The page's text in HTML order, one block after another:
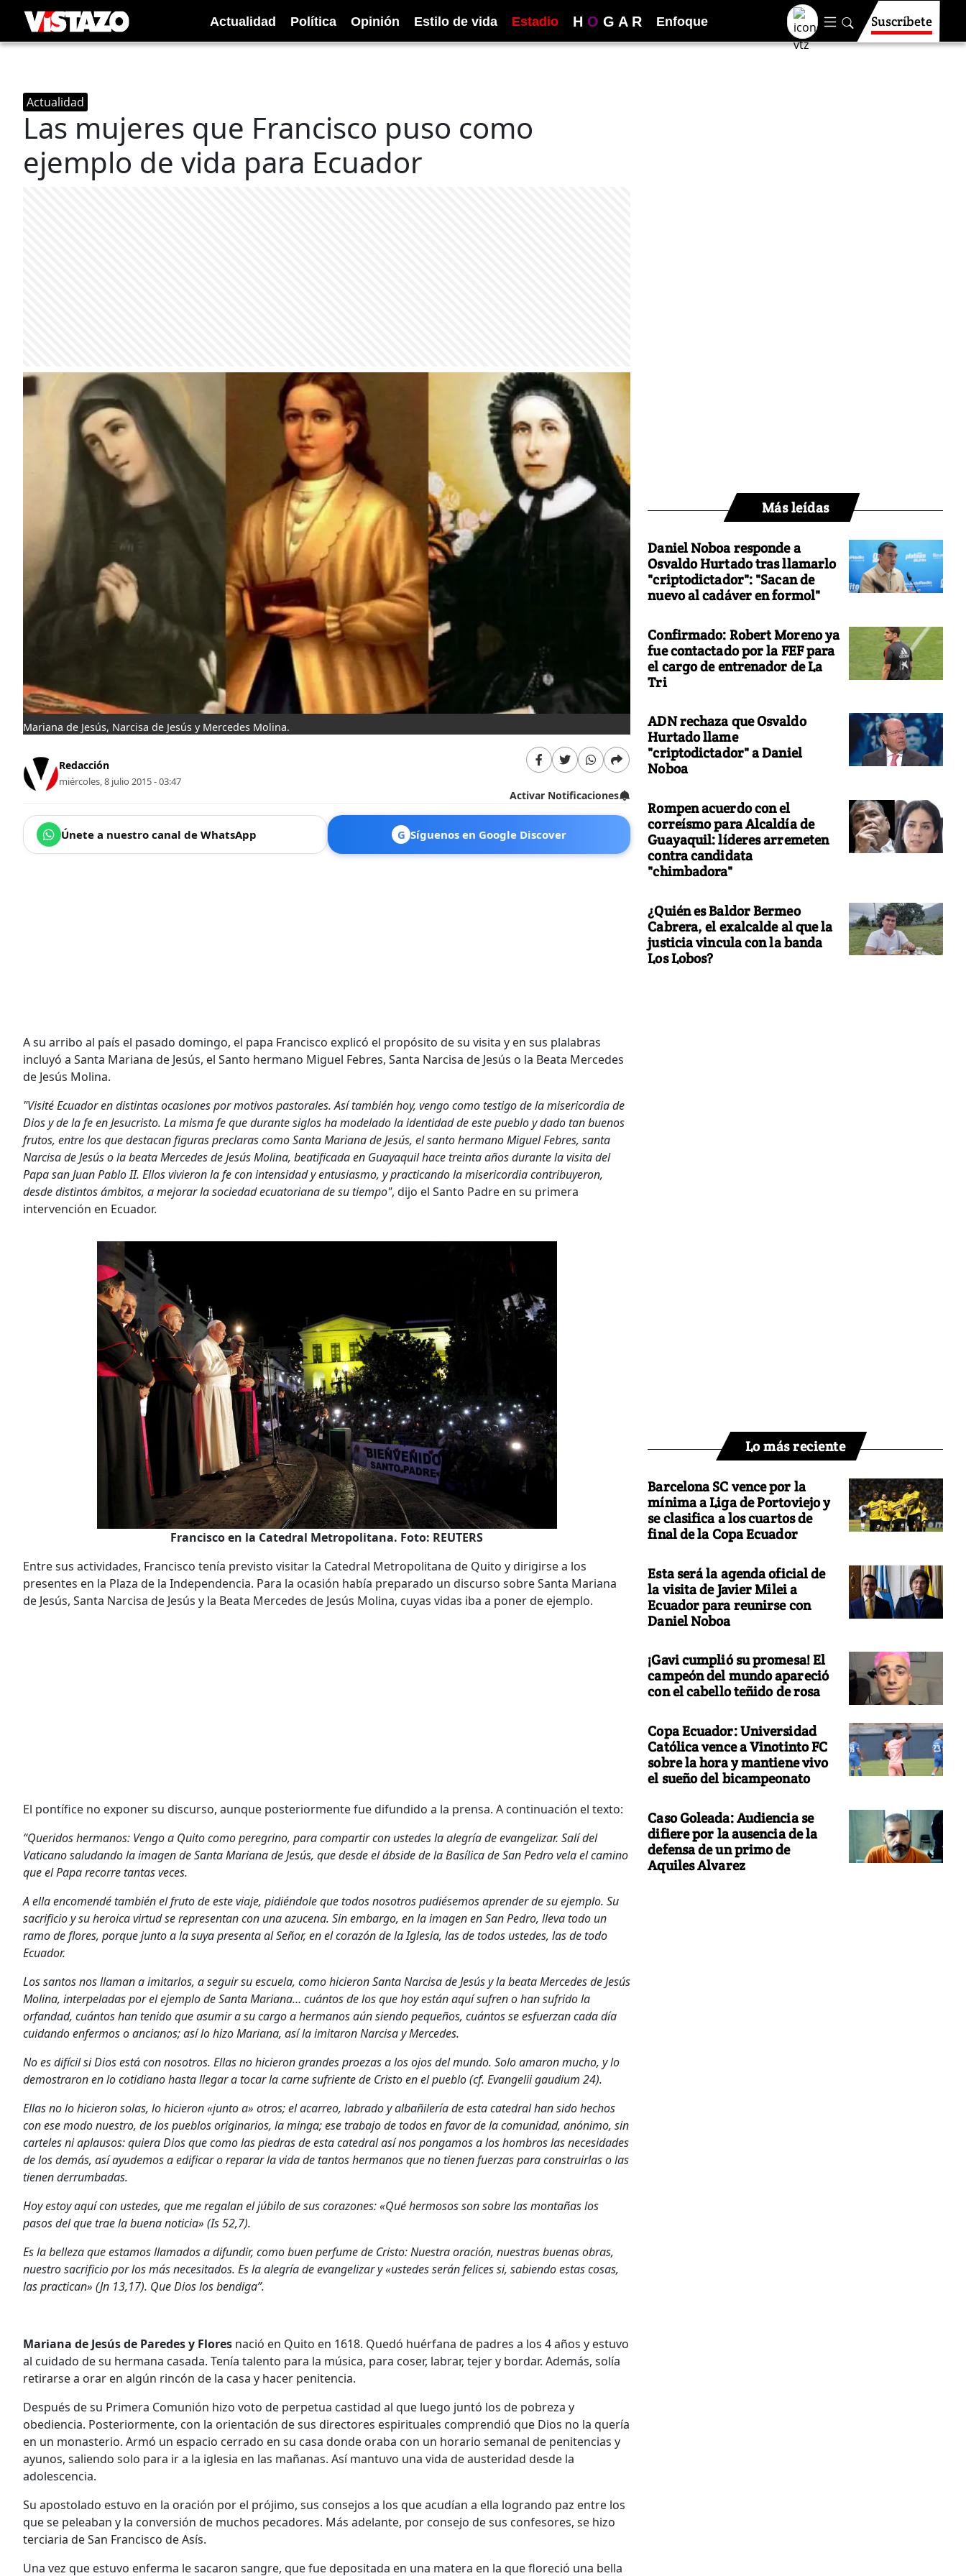
Actualidad Política Opinión Estilo de vida Estadio H O G A R Enfoque Suscríbete
Actualidad
Las mujeres que Francisco puso como
ejemplo de vida para Ecuador
Mariana de Jesús, Narcisa de Jesús y Mercedes Molina.
Redacción
miércoles, 8 julio 2015 - 03:47
Activar Notificaciones
Únete a nuestro canal de WhatsApp G Síguenos en Google Discover
A su arribo al país el pasado domingo, el papa Francisco explicó el propósito de su visita y en sus plalabras
incluyó a Santa Mariana de Jesús, el Santo hermano Miguel Febres, Santa Narcisa de Jesús o la Beata Mercedes
de Jesús Molina.
"Visité Ecuador en distintas ocasiones por motivos pastorales. Así también hoy, vengo como testigo de la misericordia de
Dios y de la fe en Jesucristo. La misma fe que durante siglos ha modelado la identidad de este pueblo y dado tan buenos
frutos, entre los que destacan figuras preclaras como Santa Mariana de Jesús, el santo hermano Miguel Febres, santa
Narcisa de Jesús o la beata Mercedes de Jesús Molina, beatificada en Guayaquil hace treinta años durante la visita del
Papa san Juan Pablo II. Ellos vivieron la fe con intensidad y entusiasmo, y practicando la misericordia contribuyeron,
desde distintos ámbitos, a mejorar la sociedad ecuatoriana de su tiempo", dijo el Santo Padre en su primera
intervención en Ecuador.
Francisco en la Catedral Metropolitana. Foto: REUTERS
Entre sus actividades, Francisco tenía previsto visitar la Catedral Metropolitana de Quito y dirigirse a los
presentes en la Plaza de la Independencia. Para la ocasión había preparado un discurso sobre Santa Mariana
de Jesús, Santa Narcisa de Jesús y la Beata Mercedes de Jesús Molina, cuyas vidas iba a poner de ejemplo.
El pontífice no exponer su discurso, aunque posteriormente fue difundido a la prensa. A continuación el texto:
“Queridos hermanos: Vengo a Quito como peregrino, para compartir con ustedes la alegría de evangelizar. Salí del
Vaticano saludando la imagen de Santa Mariana de Jesús, que desde el ábside de la Basílica de San Pedro vela el camino
que el Papa recorre tantas veces.
A ella encomendé también el fruto de este viaje, pidiéndole que todos nosotros pudiésemos aprender de su ejemplo. Su
sacrificio y su heroica virtud se representan con una azucena. Sin embargo, en la imagen en San Pedro, lleva todo un
ramo de flores, porque junto a la suya presenta al Señor, en el corazón de la Iglesia, las de todos ustedes, las de todo
Ecuador.
Los santos nos llaman a imitarlos, a seguir su escuela, como hicieron Santa Narcisa de Jesús y la beata Mercedes de Jesús
Molina, interpeladas por el ejemplo de Santa Mariana… cuántos de los que hoy están aquí sufren o han sufrido la
orfandad, cuántos han tenido que asumir a su cargo a hermanos aún siendo pequeños, cuántos se esfuerzan cada día
cuidando enfermos o ancianos; así lo hizo Mariana, así la imitaron Narcisa y Mercedes.
No es difícil si Dios está con nosotros. Ellas no hicieron grandes proezas a los ojos del mundo. Solo amaron mucho, y lo
demostraron en lo cotidiano hasta llegar a tocar la carne sufriente de Cristo en el pueblo (cf. Evangelii gaudium 24).
Ellas no lo hicieron solas, lo hicieron «junto a» otros; el acarreo, labrado y albañilería de esta catedral han sido hechos
con ese modo nuestro, de los pueblos originarios, la minga; ese trabajo de todos en favor de la comunidad, anónimo, sin
carteles ni aplausos: quiera Dios que como las piedras de esta catedral así nos pongamos a los hombros las necesidades
de los demás, así ayudemos a edificar o reparar la vida de tantos hermanos que no tienen fuerzas para construirlas o las
tienen derrumbadas.
Hoy estoy aquí con ustedes, que me regalan el júbilo de sus corazones: «Qué hermosos son sobre las montañas los
pasos del que trae la buena noticia» (Is 52,7).
Es la belleza que estamos llamados a difundir, como buen perfume de Cristo: Nuestra oración, nuestras buenas obras,
nuestro sacrificio por los más necesitados. Es la alegría de evangelizar y «ustedes serán felices si, sabiendo estas cosas,
las practican» (Jn 13,17). Que Dios los bendiga”.
Mariana de Jesús de Paredes y Flores nació en Quito en 1618. Quedó huérfana de padres a los 4 años y estuvo
al cuidado de su hermana casada. Tenía talento para la música, para coser, labrar, tejer y bordar. Además, solía
retirarse a orar en algún rincón de la casa y hacer penitencia.
Después de su Primera Comunión hizo voto de perpetua castidad al que luego juntó los de pobreza y
obediencia. Posteriormente, con la orientación de sus directores espirituales comprendió que Dios no la quería
en un monasterio. Armó un espacio cerrado en su casa donde oraba con un horario semanal de penitencias y
ayunos, saliendo solo para ir a la iglesia en las mañanas. Así mantuvo una vida de austeridad desde la
adolescencia.
Su apostolado estuvo en la oración por el prójimo, sus consejos a los que acudían a ella logrando paz entre los
que se peleaban y la conversión de muchos pecadores. Más adelante, por consejo de sus confesores, se hizo
terciaria de San Francisco de Asís.
Una vez que estuvo enferma le sacaron sangre, que fue depositada en una matera en la que floreció una bella
Más leídas
Daniel Noboa responde a
Osvaldo Hurtado tras llamarlo
"criptodictador": "Sacan de
nuevo al cadáver en formol"
Confirmado: Robert Moreno ya
fue contactado por la FEF para
el cargo de entrenador de La
Tri
ADN rechaza que Osvaldo
Hurtado llame
"criptodictador" a Daniel
Noboa
Rompen acuerdo con el
correísmo para Alcaldía de
Guayaquil: líderes arremeten
contra candidata
"chimbadora"
¿Quién es Baldor Bermeo
Cabrera, el exalcalde al que la
justicia vincula con la banda
Los Lobos?
Lo más reciente
Barcelona SC vence por la
mínima a Liga de Portoviejo y
se clasifica a los cuartos de
final de la Copa Ecuador
Esta será la agenda oficial de
la visita de Javier Milei a
Ecuador para reunirse con
Daniel Noboa
¡Gavi cumplió su promesa! El
campeón del mundo apareció
con el cabello teñido de rosa
Copa Ecuador: Universidad
Católica vence a Vinotinto FC
sobre la hora y mantiene vivo
el sueño del bicampeonato
Caso Goleada: Audiencia se
difiere por la ausencia de la
defensa de un primo de
Aquiles Alvarez